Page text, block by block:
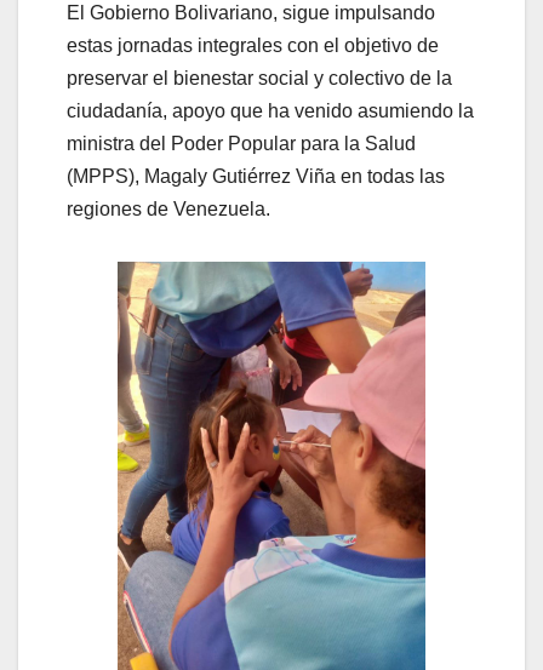
El Gobierno Bolivariano, sigue impulsando
estas jornadas integrales con el objetivo de
preservar el bienestar social y colectivo de la
ciudadanía, apoyo que ha venido asumiendo la
ministra del Poder Popular para la Salud
(MPPS), Magaly Gutiérrez Viña en todas las
regiones de Venezuela.